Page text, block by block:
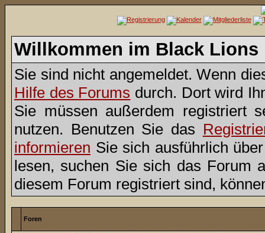
Willkommen im Black Lions
Sie sind nicht angemeldet. Wenn
Hilfe des Forums durch. Dort wird
Sie müssen außerdem registriert
nutzen. Benutzen Sie das
informieren Sie sich ausführlich
lesen, suchen Sie sich das Forum
diesem Forum registriert sind,
Foren